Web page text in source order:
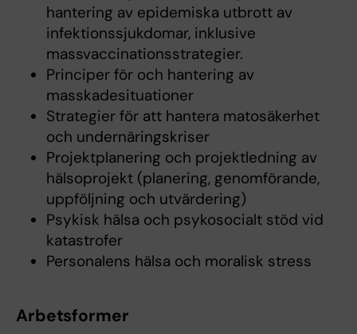
hantering av epidemiska utbrott av
infektionssjukdomar, inklusive
massvaccinationsstrategier.
Principer för och hantering av
masskadesituationer
Strategier för att hantera matosäkerhet
och undernäringskriser
Projektplanering och projektledning av
hälsoprojekt (planering, genomförande,
uppföljning och utvärdering)
Psykisk hälsa och psykosocialt stöd vid
katastrofer
Personalens hälsa och moralisk stress
Arbetsformer